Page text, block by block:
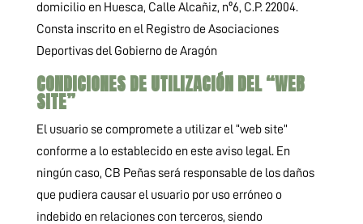
domicilio en Huesca, Calle Alcañiz, nº6, C.P. 22004.
Consta inscrito en el Registro de Asociaciones
Deportivas del Gobierno de Aragón
CONDICIONES DE UTILIZACIÓN DEL “WEB
SITE”
El usuario se compromete a utilizar el “web site”
conforme a lo establecido en este aviso legal. En
ningún caso, CB Peñas será responsable de los daños
que pudiera causar el usuario por uso erróneo o
indebido en relaciones con terceros, siendo